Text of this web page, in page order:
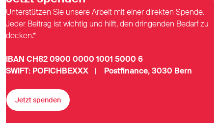
Unterstützen Sie unsere Arbeit mit einer direkten Spende.
Jeder Beitrag ist wichtig und hilft, den dringenden Bedarf zu
decken.*
IBAN CH82 0900 0000 1001 5000 6
SWIFT: POFICHBEXXX | Postfinance, 3030 Bern
Jetzt spenden